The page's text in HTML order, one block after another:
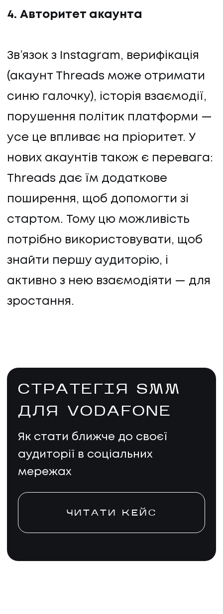
4. Авторитет акаунта
Зв’язок з Instagram, верифікація
(акаунт Threads може отримати
синю галочку), історія взаємодії,
порушення політик платформи —
усе це впливає на пріоритет. У
нових акаунтів також є перевага:
Threads дає їм додаткове
поширення, щоб допомогти зі
стартом. Тому цю можливість
потрібно використовувати, щоб
знайти першу аудиторію, і
активно з нею взаємодіяти — для
зростання.
СТРАТЕГІЯ SMM
ДЛЯ VODAFONE
Як стати ближче до своєї
аудиторії в соціальних
мережах
ЧИТАТИ КЕЙС